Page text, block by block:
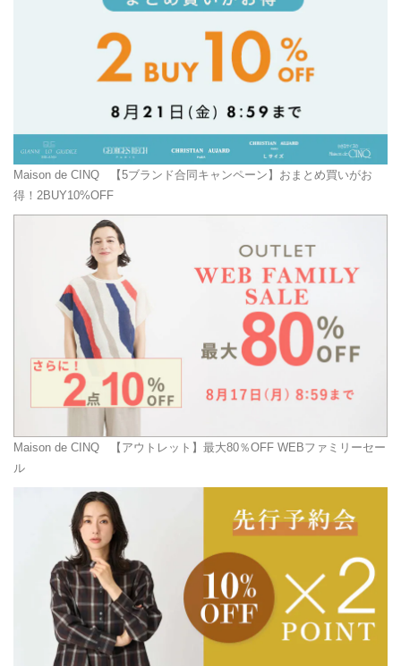
Maison de CINQ 【5ブランド合同キャンペーン】おまとめ買いがお
得！2BUY10%OFF
Maison de CINQ 【アウトレット】最大80％OFF WEBファミリーセー
ル